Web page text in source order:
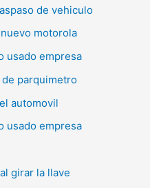
de vehiculo
motorola
usado empresa
de parquimetro
automovil
usado empresa
girar la llave